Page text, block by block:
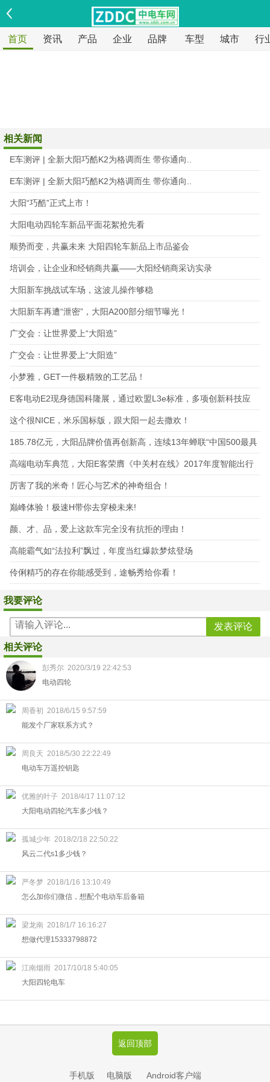
首页 资讯 产品 企业 品牌 车型 城市 行
相关新闻
E车测评 | 全新大阳巧酷K2为格调而生 带你通向..
E车测评 | 全新大阳巧酷K2为格调而生 带你通向..
大阳“巧酷”正式上市！
大阳电动四轮车新品平面花絮抢先看
顺势而变，共赢未来 大阳四轮车新品上市品鉴会
培训会，让企业和经销商共赢——大阳经销商采访实录
大阳新车挑战试车场，这波儿操作够稳
大阳新车再遭“泄密”，大阳A200部分细节曝光！
广交会：让世界爱上“大阳造”
广交会：让世界爱上“大阳造”
小梦雅，GET一件极精致的工艺品！
E客电动E2现身德国科隆展，通过欧盟L3e标准，多项创新科技应
用，开启锂电骑行双
这个很NICE，米乐国标版，跟大阳一起去撒欢！
185.78亿元，大阳品牌价值再创新高，连续13年蝉联“中国500最具
价值品牌
高端电动车典范，大阳E客荣膺《中关村在线》2017年度智能出行
产品卓越大奖
厉害了我的米奇！匠心与艺术的神奇组合！
巅峰体验！极速H带你去穿梭未来!
颜、才、品，爱上这款车完全没有抗拒的理由！
高能霸气如“法拉利”飘过，年度当红爆款梦炫登场
伶俐精巧的存在你能感受到，途畅秀给你看！
我要评论
相关评论
彭秀尔 2020/3/19 22:42:53
电动四轮
周香初 2018/6/15 9:57:59
能发个厂家联系方式？
周良天 2018/5/30 22:22:49
电动车万遥控钥匙
优雅的叶子 2018/4/17 11:07:12
大阳电动四轮汽车多少钱？
孤城少年 2018/2/18 22:50:22
风云二代s1多少钱？
严冬梦 2018/1/16 13:10:49
怎么加你们微信，想配个电动车后备箱
梁龙南 2018/1/7 16:16:27
想做代理15333798872
江南烟雨 2017/10/18 5:40:05
大阳四轮电车
返回顶部
手机版 电脑版 Android客户端